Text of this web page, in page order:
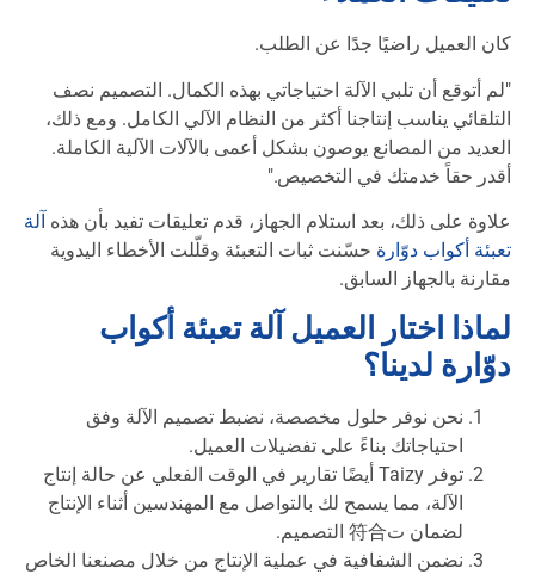
كان العميل راضيًا جدًا عن الطلب.
"لم أتوقع أن تلبي الآلة احتياجاتي بهذه الكمال. التصميم نصف
التلقائي يناسب إنتاجنا أكثر من النظام الآلي الكامل. ومع ذلك،
العديد من المصانع يوصون بشكل أعمى بالآلات الآلية الكاملة.
أقدر حقاً خدمتك في التخصيص."
علاوة على ذلك، بعد استلام الجهاز، قدم تعليقات تفيد بأن هذه آلة
تعبئة أكواب دوّارة حسّنت ثبات التعبئة وقلّلت الأخطاء اليدوية
مقارنة بالجهاز السابق.
لماذا اختار العميل آلة تعبئة أكواب
دوّارة لدينا؟
نحن نوفر حلول مخصصة، نضبط تصميم الآلة وفق
احتياجاتك بناءً على تفضيلات العميل.
توفر Taizy أيضًا تقارير في الوقت الفعلي عن حالة إنتاج
الآلة، مما يسمح لك بالتواصل مع المهندسين أثناء الإنتاج
لضمان ت符合 التصميم.
نضمن الشفافية في عملية الإنتاج من خلال مصنعنا الخاص